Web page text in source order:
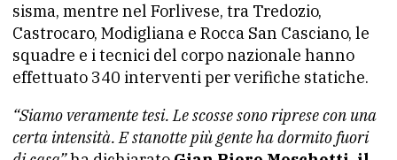
sisma, mentre nel Forlivese, tra Tredozio,
Castrocaro, Modigliana e Rocca San Casciano, le
squadre e i tecnici del corpo nazionale hanno
effettuato 340 interventi per verifiche statiche.
“Siamo veramente tesi. Le scosse sono riprese con una
certa intensità. E stanotte più gente ha dormito fuori